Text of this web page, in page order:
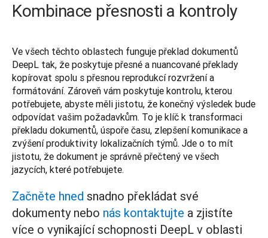
Kombinace přesnosti a kontroly
Ve všech těchto oblastech funguje překlad dokumentů
DeepL tak, že poskytuje přesné a nuancované překlady
kopírovat spolu s přesnou reprodukcí rozvržení a
formátování. Zároveň vám poskytuje kontrolu, kterou
potřebujete, abyste měli jistotu, že konečný výsledek bude
odpovídat vašim požadavkům. To je klíč k transformaci
překladu dokumentů, úspoře času, zlepšení komunikace a
zvýšení produktivity lokalizačních týmů. Jde o to mít
jistotu, že dokument je správně přečtený ve všech
jazycích, které potřebujete.
Začněte hned snadno překládat své
dokumenty nebo nás kontaktujte a zjistíte
více o vynikající schopnosti DeepL v oblasti